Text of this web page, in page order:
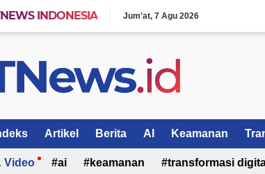
INDONESIA Jum'at 7 Agu 2026
Artikel Berita AI Keamanan
Video ai keamanan transformasi